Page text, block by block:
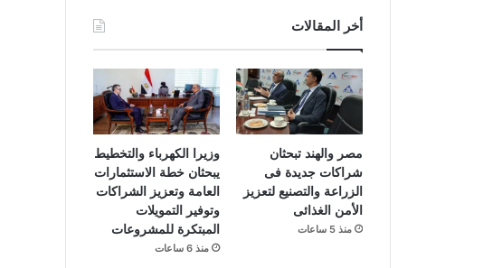
ب
و
ك
أخر المقالات
مصر والهند تبحثان
شراكات جديدة فى
الزراعة والتصنيع لتعزيز
الأمن الغذائى
منذ 5 ساعات
وزيرا الكهرباء والتخطيط
يبحثان خطة الاستثمارات
العامة وتعزيز الشراكات
وتوفير التمويلات
المبتكرة للمشروعات
منذ 6 ساعات